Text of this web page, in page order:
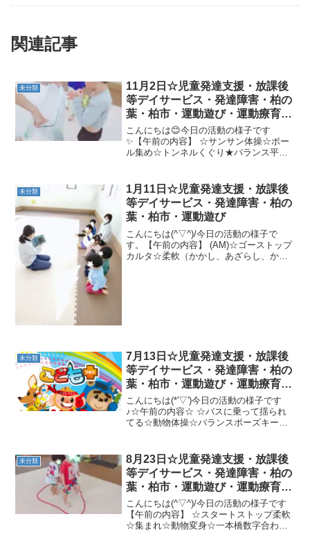
関連記事
未分類
11月2日☆児童発達支援・放課後
等デイサービス・発達障害・柏の
葉・柏市・運動遊び・運動療育・
プログラム・楽しい療育
こんにちは😊今日の活動の様子です
✨【午前の内容】 ☆サンサン体操☆ボー
ル集め☆トンネルくぐり★バランス平均
グ・ピーナツボール☆ボールおに☆マッ
ト転がし☆綱引き 今週もたく...
未分類
1月11日☆児童発達支援・放課後
等デイサービス・発達障害・柏の
葉・柏市・運動遊び
こんにちは(^▽^)/今日の活動の様子で
す。【午前の内容】 (AM)☆ゴーストップ
カルタ☆柔軟（かかし、あざらし、か
未分類
7月13日☆児童発達支援・放課後
等デイサービス・発達障害・柏の
葉・柏市・運動遊び・運動療育・
プログラム・楽しい療育
こんにちは(*'▽')今日の活動の様子です
♪☆午前の内容☆ ☆バスに乗って揺られ
てる☆動物体操☆バランスポーズキープ
プタッチ☆ロディ、一本橋クマ横歩き、
山登り、サルブラ...
未分類
8月23日☆児童発達支援・放課後
等デイサービス・発達障害・柏の
葉・柏市・運動遊び・運動療育・
プログラム・楽しい療育
こんにちは(^▽^)/今日の活動の様子です
【午前の内容】 ☆スタートストップ柔軟
☆集まれ☆動物変身☆一本橋数字合わせ